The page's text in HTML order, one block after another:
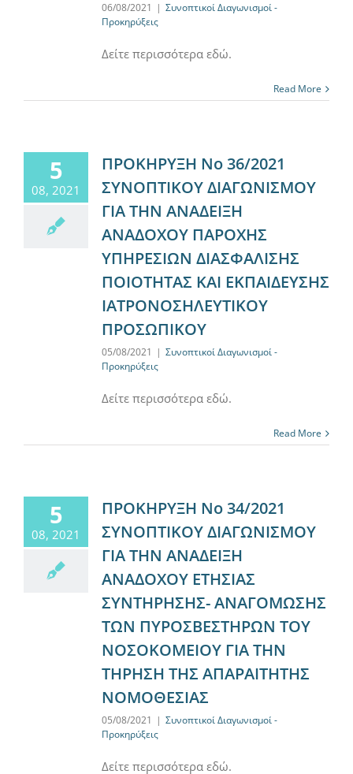
06/08/2021 | Συνοπτικοί Διαγωνισμοί -
Προκηρύξεις
Δείτε περισσότερα εδώ.
Read More
5
08, 2021
ΠΡΟΚΗΡΥΞΗ Νο 36/2021
ΣΥΝΟΠΤΙΚΟΥ ΔΙΑΓΩΝΙΣΜΟΥ
ΓΙΑ ΤΗΝ ΑΝΑΔΕΙΞΗ
ΑΝΑΔΟΧΟΥ ΠΑΡΟΧΗΣ
ΥΠΗΡΕΣΙΩΝ ΔΙΑΣΦΑΛΙΣΗΣ
ΠΟΙΟΤΗΤΑΣ ΚΑΙ ΕΚΠΑΙΔΕΥΣΗΣ
ΙΑΤΡΟΝΟΣΗΛΕΥΤΙΚΟΥ
ΠΡΟΣΩΠΙΚΟΥ
05/08/2021 | Συνοπτικοί Διαγωνισμοί -
Προκηρύξεις
Δείτε περισσότερα εδώ.
Read More
5
08, 2021
ΠΡΟΚΗΡΥΞΗ Νο 34/2021
ΣΥΝΟΠΤΙΚΟΥ ΔΙΑΓΩΝΙΣΜΟΥ
ΓΙΑ ΤΗΝ ΑΝΑΔΕΙΞΗ
ΑΝΑΔΟΧΟΥ ΕΤΗΣΙΑΣ
ΣΥΝΤΗΡΗΣΗΣ- ΑΝΑΓΟΜΩΣΗΣ
ΤΩΝ ΠΥΡΟΣΒΕΣΤΗΡΩΝ ΤΟΥ
ΝΟΣΟΚΟΜΕΙΟΥ ΓΙΑ ΤΗΝ
ΤΗΡΗΣΗ ΤΗΣ ΑΠΑΡΑΙΤΗΤΗΣ
ΝΟΜΟΘΕΣΙΑΣ
05/08/2021 | Συνοπτικοί Διαγωνισμοί -
Προκηρύξεις
Δείτε περισσότερα εδώ.